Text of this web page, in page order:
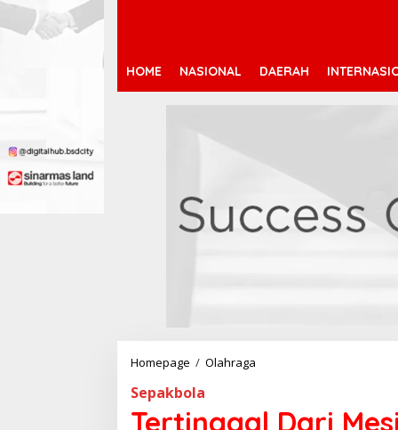
HOME NASIONAL DAERAH
Homepage / Olahraga
i
Sepakbola
Tertinggal Dari